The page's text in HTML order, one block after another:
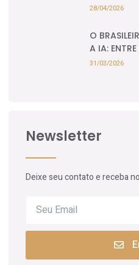
28/04/2026
O
A IA:
31/03/2026
Newsletter
Deixe seu contato e receba